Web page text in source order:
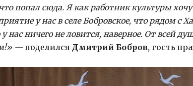
попал сюда. Я как работник культуры
у нас в селе Бобровское, что рядом
нас ничего не ловится, наверное. От всей
— поделился Дмитрий Бобров, гость